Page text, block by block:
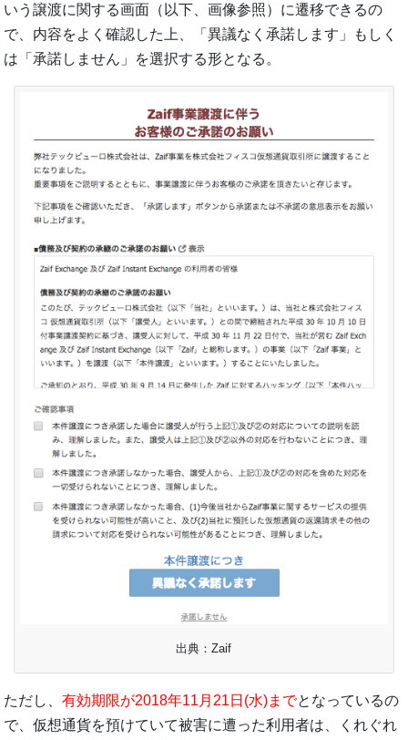
いう譲渡に関する画面（以下、画像参照）に遷移できるの
で、内容をよく確認した上、「異議なく承諾します」もしく
は「承諾しません」を選択する形となる。
出典：Zaif
ただし、有効期限が2018年11月21日(水)までとなっているの
で、仮想通貨を預けていて被害に遭った利用者は、くれぐれ